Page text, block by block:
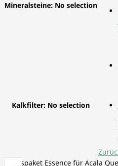
Mineralsteine: No selection
Kalkfilter: No selection
Jahrespaket Essence für Acala